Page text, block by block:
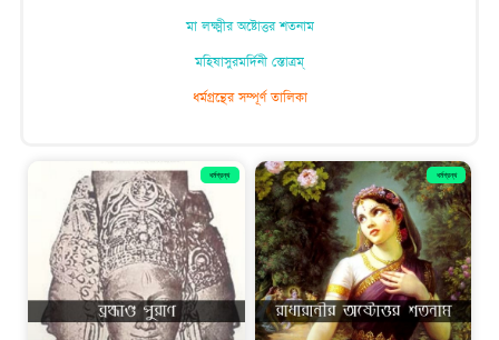
মা লক্ষ্মীর অষ্টোত্তর শতনাম
মহিষাসুরমর্দিনী স্তোত্রম্
ধর্মগ্রন্থের সম্পূর্ণ তালিকা
ধর্মগ্রন্থ ধর্মগ্রন্থ